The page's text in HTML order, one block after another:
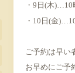
・9日(木)…10
・10日(金
ご予約は早い
お早めにご予